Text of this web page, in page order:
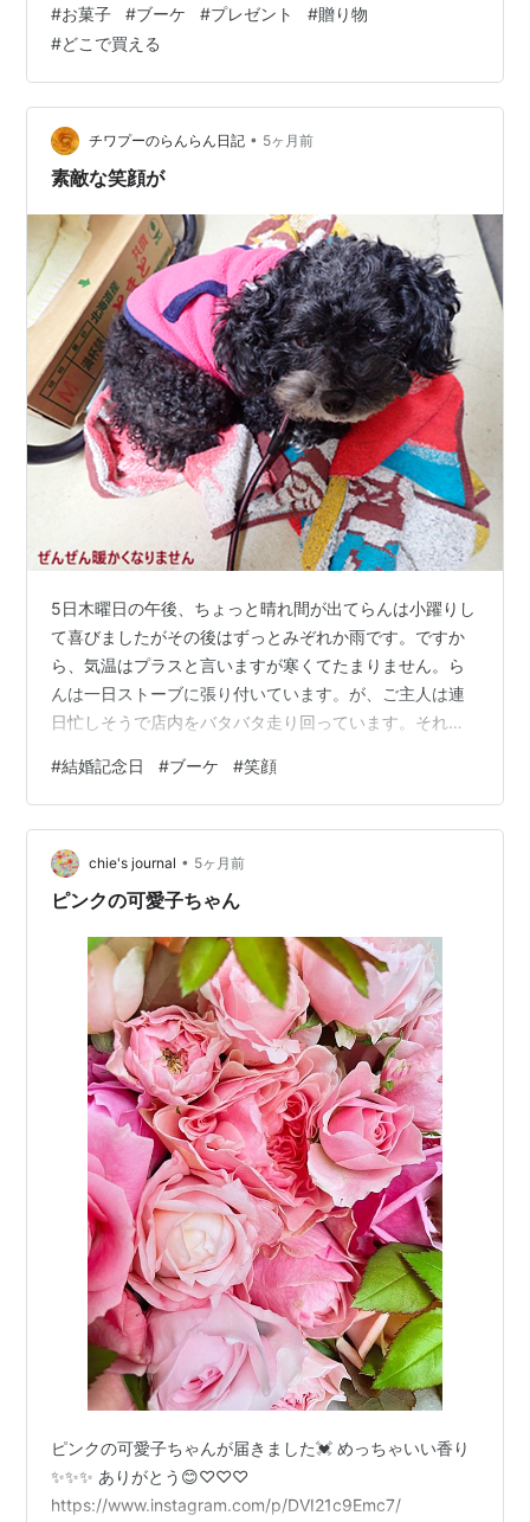
向けでも浮かないものは見つかるかな」 と気になってさ
がしている方も多いのではないでしょうか。 この記事で
は、お菓子ブーケを売ってる場所を実店舗と通販に分け
て整理しながら、価格帯、選び方、手作りの方法、イベ
ント別の使い分けまでわかりやすくまとめていきます。
今すぐ買いたい方にも、できるだけ安く…
#お菓子 #ブーケ #プレゼント #贈り物
#どこで買える
チワプーのらんらん日記 • 5ヶ月前
素敵な笑顔が
5日木曜日の午後、ちょっと晴れ間が出てらんは小躍りし
て喜びましたがその後はずっとみぞれか雨です。ですか
ら、気温はプラスと言いますが寒くてたまりません。ら
んは一日ストーブに張り付いています。が、ご主人は連
日忙しそうで店内をバタバタ走り回っています。それを
ます。まぁ、性分なので仕方ありませんが。お迎えが来
るまで治らないでしょう。 そう、3月は８月のお盆に次
いで大忙し。人の移動やら春のお彼岸がありますから
ね。また今日は朝の８時に仕事を終えた男性が直でお店
に来て、結婚記念日のお花を作って欲しいと。食べ物も
#結婚記念日 #ブーケ #笑顔
chie's journal • 5ヶ月前
ピンクの可愛子ちゃん
ピンクの可愛子ちゃんが届きました💓 めっちゃいい香り
✨✨✨ ありがとう😊♡♡♡
https://www.instagram.com/p/DVI21c9Emc7/